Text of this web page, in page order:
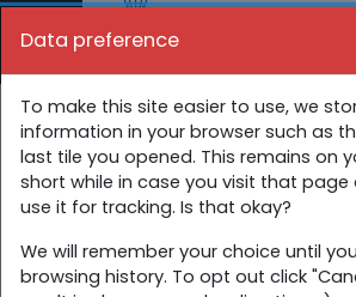
Side panel
Skip to main content
11 ශ්‍රේණිය
Home සිංහල
11 ශ්‍රේණිය අන්තර්ක්‍රියාකාරී පාඩම්
ගෘහ ආර්ථික විද්‍යාව
Data preference
To make this site easier to use, we
information in your browser such as
last tile you opened. This remains on
short while in case you visit that page
use it for tracking. Is that okay?
We will remember your choice until
browsing history. To opt out click